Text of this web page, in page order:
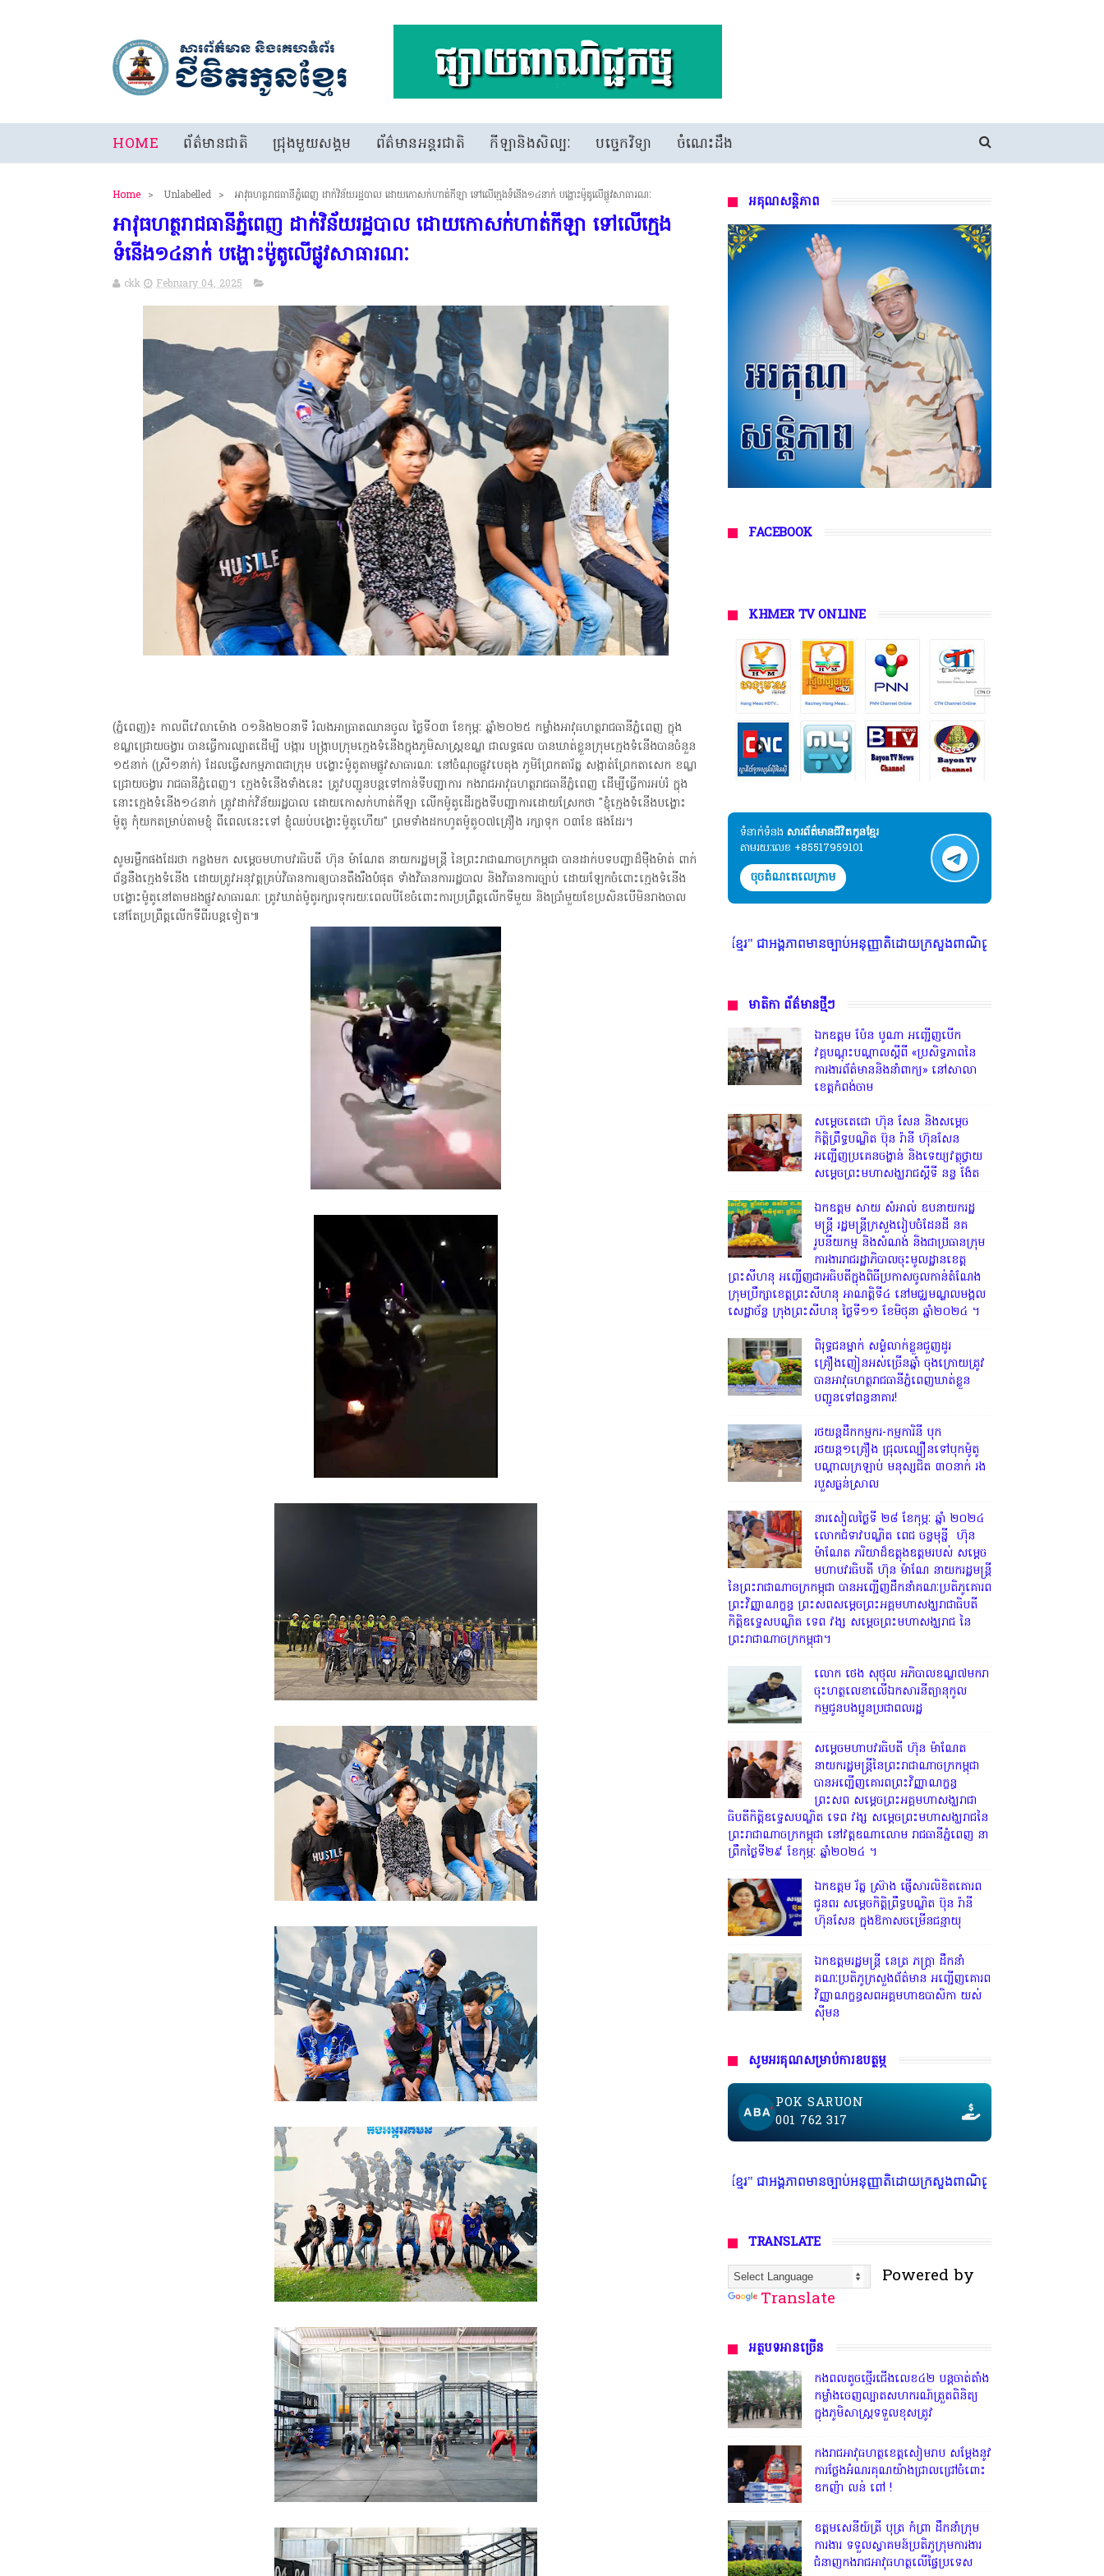
HOME ព័ត៌មានជាតិ ជ្រុងមួយសង្គម ព័ត៌មានអន្តរជាតិ កីឡានិងសិល្បៈ បច្ចេកវិទ្យា ចំណេះដឹង
Home > Unlabelled > អាវុធហត្ថរាជធានីភ្នំពេញ ដាក់វិន័យរដ្ឋបាល ដោយកោសក់ហាត់កីឡា ទៅលើក្មេងទំនើង១៤នាក់ បង្ហោះម៉ូតូលើផ្លូវសាធារណៈ
អាវុធហត្ថរាជធានីភ្នំពេញ ដាក់វិន័យរដ្ឋបាល ដោយកោសក់ហាត់កីឡា ទៅលើក្មេង
ទំនើង១៤នាក់ បង្ហោះម៉ូតូលើផ្លូវសាធារណៈ
ckk February 04, 2025
(ភ្នំពេញ)៖ កាលពីវេលាម៉ោង ០១និង២០នាទី រំលងអាធ្រាតឈានចូល ថ្ងៃទី០៣ ខែកុម្ភៈ ឆ្នាំ២០២៥ កម្លាំងអាវុធហត្ថរាជធានីភ្នំពេញ ក្នុង
ខណ្ឌជ្រោយចង្វារ បានធ្វើការល្បាតដើម្បី បង្ការ បង្រ្កាបក្រុមក្មេងទំនើងក្នុងភូមិសាស្រ្តខណ្ឌ ជាលទ្ធផល បានឃាត់ខ្លួនក្រុមក្មេងទំនើងបានចំនួន
១៥នាក់ (ស្រី១នាក់) ដែលធ្វើសកម្មភាពជាក្រុម បង្ហោះម៉ូតូតាមផ្លូវសាធារណៈ នៅចំណុចផ្លូវបេតុង ភូមិព្រែកតារ័ត្ន សង្កាត់ព្រែកតាសេក ខណ្ឌ
ជ្រោយចង្វារ រាជធានីភ្នំពេញ។ ក្មេងទំនើងទាំងនេះ ត្រូវបញ្ជូនបន្តទៅកាន់ទីបញ្ជាការ កងរាជអាវុធហត្ថរាជធានីភ្នំពេញ ដើម្បីធ្វើការអប់រំ ក្នុង
នោះក្មេងទំនើង១៤នាក់ ត្រូវដាក់វិន័យរដ្ឋបាល ដោយកោសក់ហាត់កីឡា លើកម៉ូតូដើរក្នងទីបញ្ជាការដោយស្រែកថា "ខ្ញុំក្មេងទំនើងបង្ហោះ
ម៉ូតូ កុំយកតម្រាប់តាមខ្ញុំ ពីពេលនេះទៅ ខ្ញុំឈប់បង្ហោះម៉ូតូហើយ" ព្រមទាំងដកហូតម៉ូតូ០៧គ្រឿង រក្សាទុក ០៣ខែ ផងដែរ។
សូមរម្លឹកផងដែរថា កន្លងមក សម្តេចមហាបវរធិបតី ហ៊ុន ម៉ាណែត នាយករដ្ឋមន្ត្រី នៃព្រះរាជាណាចក្រកម្ពុជា បានដាក់បទបញ្ជាដ៏ម៉ឺងម៉ាត់ ពាក់
ព័ន្ធនឹងក្មេងទំនើង ដោយត្រូវអនុវត្តគ្រប់វិធានការឲ្យបានតឹងរឹងបំផុត ទាំងវិធានការរដ្ឋបាល និងវិធានការច្បាប់ ដោយឡែកចំពោះក្មេងទំនើង
បង្ហោះម៉ូតូនៅតាមដងផ្លូវសាធារណៈ ត្រូវឃាត់ម៉ូតូរក្សារទុករយៈពេលបីខែចំពោះការប្រព្រឹត្តលើកទីមួយ និងប្រាំមួយខែប្រសិនបើមិនរាងចាល
នៅតែប្រព្រឹត្តលើកទីពីរបន្តទៀត៕
អគុណសន្តិភាព
FACEBOOK
KHMER TV ONLINE
ទំនាក់ទំនង​​ សារព័ត៌មានជីវិតកូនខ្មែរ
តាមរយៈលេខ +85517959101
ចុចតំណតេលេក្រាម
* អង្គភាពសារព័ត៌មាន"ជីវិតកូនខ្មែរ" ជាអង្គភាពមានច្បាប់អនុញ្ញាតិដោយក្រសួងពាណិជ្ជកម្ម ក្រសួងការងារ ក្រសួងព័ត៌មាន * ក្រម
មាតិកា ព័ត៌មានថ្មីៗ
ឯកឧត្តម ប៉ែន បូណា អញ្ជើញបើក
វគ្គបណ្តុះបណ្តាលស្តីពី «ប្រសិទ្ធភាពនៃ
ការងារព័ត៌មាននិងនាំពាក្យ» នៅសាលា
ខេត្តកំពង់ចាម
សម្តេចតេជោ ហ៊ុន សែន និងសម្ដេច
កិត្តិព្រឹទ្ធបណ្ឌិត ប៊ុន រ៉ានី ហ៊ុនសែន
អញ្ជើញប្រគេនចង្ហាន់ និងទេយ្យវត្ថុថ្វាយ
សម្តេចព្រះមហាសង្ឃរាជស្តីទី នន្ទ ង៉ែត
ឯកឧត្តម សាយ សំអាល់ ឧបនាយករដ្ឋ
មន្ត្រី រដ្ឋមន្ត្រីក្រសួងរៀបចំដែនដី នគ
រូបនីយកម្ម និងសំណង់ និងជាប្រធានក្រុម
ការងាររាជរដ្ឋាភិបាលចុះមូលដ្ឋានខេត្ត
ព្រះសីហនុ អញ្ជើញជាអធិបតីក្នុងពិធីប្រកាសចូលកាន់តំណែង
ក្រុមប្រឹក្សាខេត្តព្រះសីហនុ អាណត្តិទី៤ នៅមជ្ឈមណ្ឌលមង្គល
សេដ្ឋាច័ន្ទ ក្រុងព្រះសីហនុ ថ្ងៃទី១១ ខែមិថុនា ឆ្នាំ២០២៤ ។
ពិរុទ្ធ​ជនម្នាក់ សម្ងំលាក់ខ្លួនជួញដូរ
គ្រឿងញៀនអស់ច្រើនឆ្នាំ ចុងក្រោយត្រូវ
បានអាវុធហត្ថរាជធានីភ្នំពេញឃាត់ខ្លួន
បញ្ជូនទៅពន្ធនាគារ!
រថយន្តដឹកកម្មករ-កម្មការិនី បុក
រថយន្ត១គ្រឿង ជ្រុលល្បឿនទៅបុកម៉ូតូ
បណ្តាលក្រឡាប់ មនុស្សជិត ៣០នាក់ រង
របួសធ្ងន់ស្រាល
នារសៀលថ្ងៃទី ២៨ ខែកុម្ភៈ ឆ្នាំ ២០២៤
លោកជំទាវបណ្ឌិត ពេជ ចន្ទមុន្នី ហ៊ុន
ម៉ាណែត ភរិយាដ៏ឧត្តុងឧត្តមរបស់ សម្តេច
មហាបវរធិបតី ហ៊ុន ម៉ាណែ នាយករដ្ឋមន្រ្តី
នៃព្រះរាជាណាចក្រកម្ពុជា បានអញ្ជើញដឹកនាំគណៈប្រតិភូគោរព
ព្រះវិញ្ញាណក្ខន្ធ ព្រះសពសម្តេចព្រះអគ្គមហាសង្ឃរាជាធិបតី
កិត្តិឧទ្ទេសបណ្ឌិត ទេព វង្ស សម្តេចព្រះមហាសង្ឃរាជ នៃ
ព្រះរាជាណាចក្រកម្ពុជា។
លោក ថេង សុថុល អភិបាលខណ្ឌ៧មករា
ចុះហត្ថលេខាលើឯកសារនីត្យានុកូល
កម្មជូនបងប្អូនប្រជាពលរដ្ឋ
សម្តេចមហាបវរធិបតី ហ៊ុន ម៉ាណែត
នាយករដ្ឋមន្ត្រីនៃព្រះរាជាណាចក្រកម្ពុជា
បានអញ្ជើញគោរពព្រះវិញ្ញាណក្ខន្ធ
ព្រះសព សម្តេចព្រះអគ្គមហាសង្ឃរាជា
ធិបតីកិត្តិឧទ្ទេសបណ្ឌិត ទេព វង្ស សម្តេចព្រះមហាសង្ឃរាជនៃ
ព្រះរាជាណាចក្រកម្ពុជា នៅវត្តឧណាលោម រាជធានីភ្នំពេញ នា
ព្រឹកថ្ងៃទី២៩ ខែកុម្ភៈ ឆ្នាំ២០២៤ ។
ឯកឧត្តម រ័ត្ន ស្រ៊ាង ផ្ញើសារលិខិតគោរព
ជូនពរ សម្តេចកិត្តិព្រឹទ្ធបណ្ឌិត ប៊ុន រ៉ានី
ហ៊ុនសែន ក្នុងឱកាសចម្រើនជន្មាយុ
ឯកឧត្តមរដ្ឋមន្ត្រី នេត្រ ភក្ត្រា ដឹកនាំ
គណៈប្រតិភូក្រសួងព័ត៌មាន អញ្ជើញគោរព
វិញ្ញាណក្ខន្ធសពអគ្គមហាឧបាសិកា យស់
ស៊ីមន
សូមអរគុណសម្រាប់ការឧបត្ថម្ភ
POK SARUON
001 762 317
* អង្គភាពសារព័ត៌មាន"ជីវិតកូនខ្មែរ" ជាអង្គភាពមានច្បាប់អនុញ្ញាតិដោយក្រសួងពាណិជ្ជកម្ម ក្រសួងការងារ ក្រសួងព័ត៌មាន * ក្រម
TRANSLATE
Powered by
Translate
អត្ថបទអានច្រើន
កងពលតូចថ្មើរជើងលេខ៤២ បន្តចាត់តាំង
កម្លាំងចេញល្បាតសហករណ៍ត្រួតពិនិត្យ
ក្នុងភូមិសាស្រ្តទទួលខុសត្រូវ
កងរាជអាវុធហត្ថខេត្តសៀមរាប សម្តែងនូវ
ការថ្លែងអំណរគុណយ៉ាងជ្រាលជ្រៅចំពោះ
ឧកញ៉ា លន់ ពៅ !
ឧត្តមសេនីយ៍ត្រី បុត្រ កំព្រា ដឹកនាំក្រុម
ការងារ ទទួលស្វាគមន៍ប្រតិភូក្រុមការងារ
ជំនាញកងរាជអាវុធហត្ថលើផ្ទៃប្រទេស